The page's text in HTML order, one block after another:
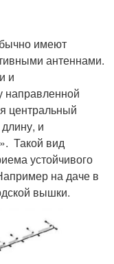
имеют
антеннами.
и
направленной
центральный
и
Такой вид
устойчивого
на даче в
вышки.